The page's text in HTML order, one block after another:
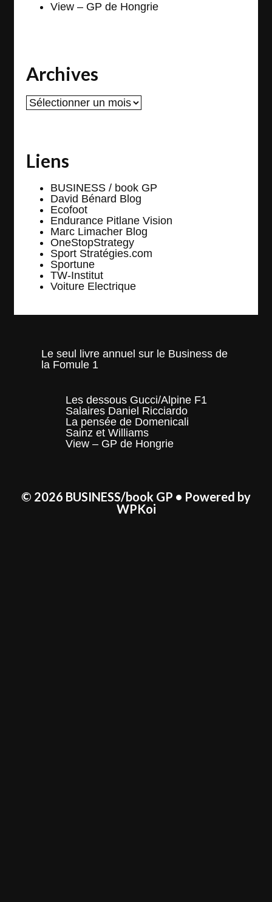
View – GP de Hongrie
Archives
Archives
Liens
BUSINESS / book GP
David Bénard Blog
Ecofoot
Endurance Pitlane Vision
Marc Limacher Blog
OneStopStrategy
Sport Stratégies.com
Sportune
TW-Institut
Voiture Electrique
Le seul livre annuel sur le Business de
la Fomule 1
Les dessous Gucci/Alpine F1
Salaires Daniel Ricciardo
La pensée de Domenicali
Sainz et Williams
View – GP de Hongrie
© 2026 BUSINESS/book GP • Powered by
WPKoi